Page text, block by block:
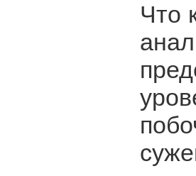
Что